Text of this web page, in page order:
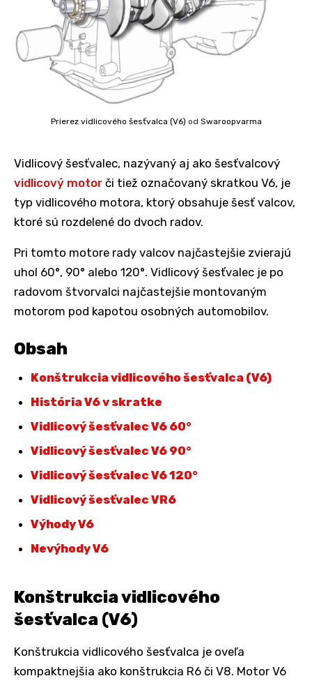
Prierez vidlicového šesťvalca (V6) od Swaroopvarma
Vidlicový šesťvalec, nazývaný aj ako šesťvalcový
vidlicový motor či tiež označovaný skratkou V6, je
typ vidlicového motora, ktorý obsahuje šesť valcov,
ktoré sú rozdelené do dvoch radov.
Pri tomto motore rady valcov najčastejšie zvierajú
uhol 60°, 90° alebo 120°. Vidlicový šesťvalec je po
radovom štvorvalci najčastejšie montovaným
motorom pod kapotou osobných automobilov.
Obsah
Konštrukcia vidlicového šesťvalca (V6)
História V6 v skratke
Vidlicový šesťvalec V6 60°
Vidlicový šesťvalec V6 90°
Vidlicový šesťvalec V6 120°
Vidlicový šesťvalec VR6
Výhody V6
Nevýhody V6
Konštrukcia vidlicového
šesťvalca (V6)
Konštrukcia vidlicového šesťvalca je oveľa
kompaktnejšia ako konštrukcia R6 či V8. Motor V6